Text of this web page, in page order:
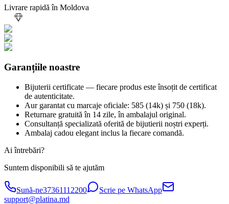
Livrare rapidă în Moldova
Garanțiile noastre
Bijuterii certificate — fiecare produs este însoțit de certificat
de autenticitate.
Aur garantat cu marcaje oficiale: 585 (14k) și 750 (18k).
Returnare gratuită în 14 zile, în ambalajul original.
Consultanță specializată oferită de bijutierii noștri experți.
Ambalaj cadou elegant inclus la fiecare comandă.
Ai întrebări?
Suntem disponibili să te ajutăm
Sună-ne37361112200
Scrie pe WhatsApp
support@platina.md